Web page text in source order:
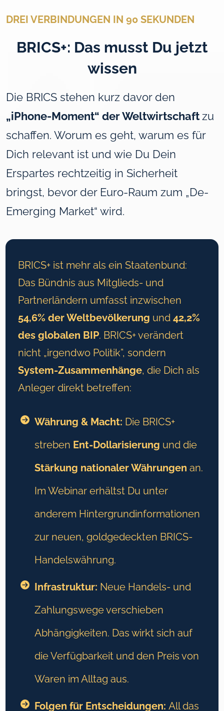
DREI VERBINDUNGEN IN 90 SEKUNDEN
BRICS+: Das musst Du jetzt
wissen
Die BRICS stehen kurz davor den
„iPhone-Moment“ der Weltwirtschaftzu
schaffen. Worum es geht, warum es für
Dich relevant ist und wie Du Dein
Erspartes rechtzeitig in Sicherheit
bringst, bevor der Euro-Raum zum „De-
Emerging Market“ wird.
BRICS+ ist mehr als ein Staatenbund:
Das Bündnis aus Mitglieds- und
Partnerländern umfasst inzwischen
54,6% der Weltbevölkerung und 42,2%
des globalen BIP. BRICS+ verändert
nicht „irgendwo Politik”, sondern
System-Zusammenhänge, die Dich als
Anleger direkt betreffen:
Währung & Macht: Die BRICS+
streben Ent-Dollarisierung und die
Stärkung nationaler Währungen an.
Im Webinar erhältst Du unter
anderem Hintergrundinformationen
zur neuen, goldgedeckten BRICS-
Handelswährung.
Infrastruktur: Neue Handels- und
Zahlungswege verschieben
Abhängigkeiten. Das wirkt sich auf
die Verfügbarkeit und den Preis von
Waren im Alltag aus.
Folgen für Entscheidungen: All das